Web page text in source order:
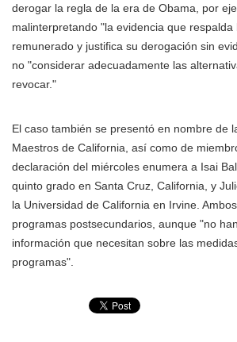
derogar la regla de la era de Obama, por
malinterpretando "la evidencia que
remunerado y justifica su derogación sin
no "considerar adecuadamente las
revocar."
El caso también se presentó en nombre de
Maestros de California, así como de
declaración del miércoles enumera a Isai
quinto grado en Santa Cruz, California, y
la Universidad de California en Irvine.
programas postsecundarios, aunque "no
información que necesitan sobre las
programas".